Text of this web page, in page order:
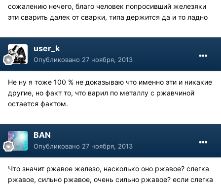
сожалению нечего, благо человек попросивший железяки
эти сварить далек от сварки, типа держится да и то ладно
user_k
Опубликовано 27 ноября, 2013
Не ну я тоже 100 % не доказываю что именно эти и никакие
другие, но факт то, что варил по металлу с ржавчиной
остается фактом.
BAN
Опубликовано 27 ноября, 2013
Что значит ржавое железо, насколько оно ржавое? слегка
ржавое, сильно ржавое, очень сильно ржавое? если слегка